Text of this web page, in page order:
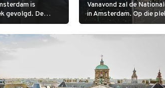
is
gevolgd. De
2 miljoen kijkers.
Vanavond zal de
in Amsterdam. Op die
besmeurd met rode
wissen, voordat koning